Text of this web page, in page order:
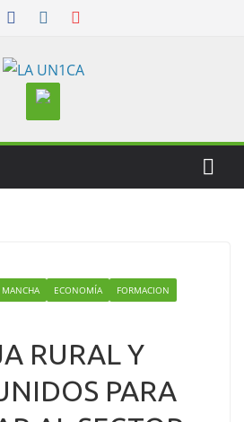
MANCHA ECONOMÍA
FORMACION
RURAL Y
PARA